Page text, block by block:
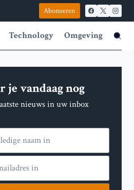
Abonneren
Technology Omgeving
je vandaag nog
nieuws in uw inbox